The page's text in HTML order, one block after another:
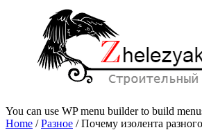
You can use WP menu builder to build
Home /Разное /Почему изолента